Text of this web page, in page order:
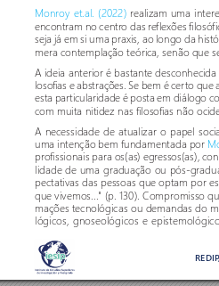
REDIP
Monroy et.al. (2022) realizam uma
encontram no centro das reflexões
seja já em si uma praxis, ao longo da
mera contemplação teórica, senão que
A ideia anterior é bastante desconhecida
losofias e abstrações. Se bem é certo que
esta particularidade é posta em diálogo
com muita nitidez nas filosofias não
A necessidade de atualizar o papel
uma intenção bem fundamentada por
profissionais para os(as) egressos(as),
lidade de uma graduação ou pós-
pectativas das pessoas que optam por
que vivemos..." (p. 130). Compromisso
mações tecnológicas ou demandas do
lógicos, gnoseológicos e